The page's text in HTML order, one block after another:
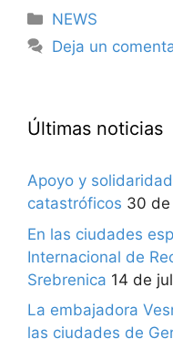
Categorías
NEWS
Deja un
Últimas noticias
Apoyo y
catastróficos 30
En las ciudades
Internacional de
Srebrenica 14 de
La embajadora
las ciudades de